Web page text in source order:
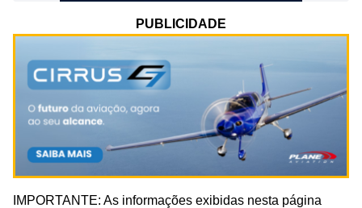
PUBLICIDADE
IMPORTANTE: As informações exibidas nesta página